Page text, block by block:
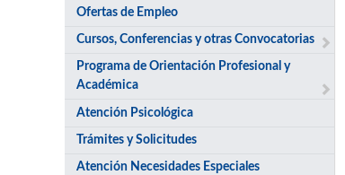
Ofertas de Empleo
Cursos, Conferencias y otras Convocatorias
Programa de Orientación Profesional y
Académica
Atención Psicológica
Trámites y Solicitudes
Atención Necesidades Especiales